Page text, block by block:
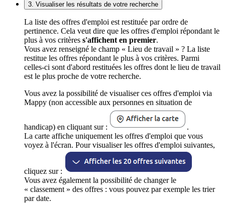
3. Visualiser les résultats de votre recherche
La liste des offres d'emploi est restituée par ordre de
pertinence. Cela veut dire que les offres d'emploi répondant le
plus à vos critères s'affichent en premier.
Vous avez renseigné le champ « Lieu de travail » ? La liste
restitue les offres répondant le plus à vos critères. Parmi
celles-ci sont d'abord restituées les offres dont le lieu de travail
est le plus proche de votre recherche.
Vous avez la possibilité de visualiser ces offres d'emploi via
Mappy (non accessible aux personnes en situation de
handicap) en cliquant sur :
.
La carte affiche uniquement les offres d'emploi que vous
voyez à l'écran. Pour visualiser les offres d'emploi suivantes,
cliquez sur :
Vous avez également la possibilité de changer le
« classement » des offres : vous pouvez par exemple les trier
par date.